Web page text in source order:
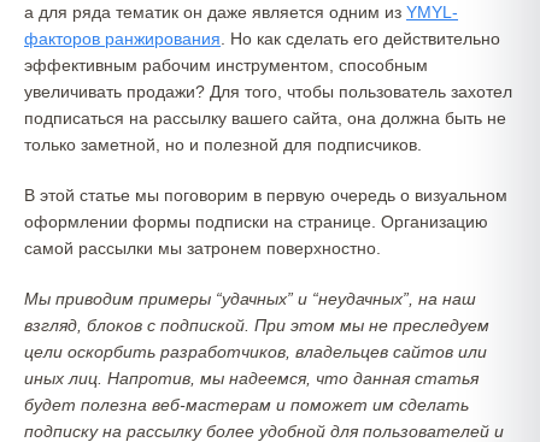
а для ряда тематик он даже является одним из YMYL-
факторов ранжирования . Но как сделать его действительно
эффективным рабочим инструментом, способным
увеличивать продажи? Для того, чтобы пользователь захотел
подписаться на рассылку вашего сайта, она должна быть не
только заметной, но и полезной для подписчиков.
В этой статье мы поговорим в первую очередь о визуальном
оформлении формы подписки на странице. Организацию
самой рассылки мы затронем поверхностно.
Мы приводим примеры “удачных” и “неудачных”, на наш
взгляд, блоков с подпиской. При этом мы не преследуем
цели оскорбить разработчиков, владельцев сайтов или
иных лиц. Напротив, мы надеемся, что данная статья
будет полезна веб-мастерам и поможет им сделать
подписку на рассылку более удобной для пользователей и